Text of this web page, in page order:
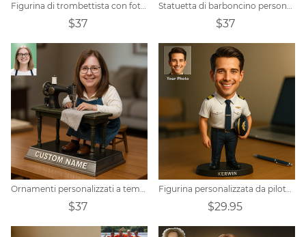
Figurina di trombettista con foto in cartone animato personalizzata
$37
Statuetta di barboncino personalizzata tempestata di diamanti
$37
Ornamenti personalizzati a tema macchina da cucire con personaggi dei cartoni animati
$37
Figurina personalizzata da pilota maschile
$29.95